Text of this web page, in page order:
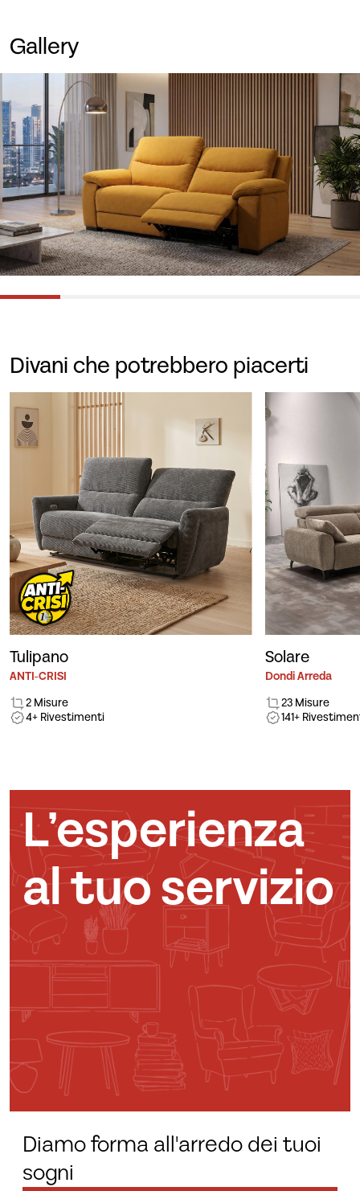
Gallery
Divani che potrebbero piacerti
Tulipano
ANTI-CRISI
2 Misure
4+ Rivestimenti
Solare
Dondi Arreda
23 Misure
141+
L’esperienza
al tuo servizio
Diamo forma all'arredo dei tuoi
sogni